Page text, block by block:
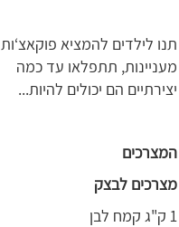
תנו לילדים להמציא פוקאצ‘ות
מעניינות, תתפלאו עד כמה
יצירתיים הם יכולים להיות...
המצרכים
מצרכים לבצק
1 ק"ג קמח לבן